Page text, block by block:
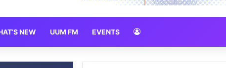
NEW UUM FM EVENTS